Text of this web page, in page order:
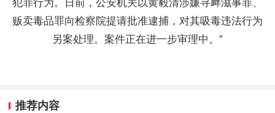
犯罪行为。日前，公安机关以黄毅清涉嫌寻衅滋事罪、
贩卖毒品罪向检察院提请批准逮捕，对其吸毒违法行为
另案处理。案件正在进一步审理中。”
推荐内容